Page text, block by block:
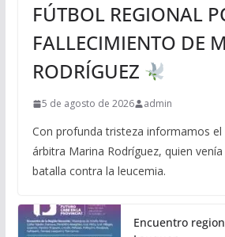
FÚTBOL REGIONAL
FALLECIMIENTO DE
RODRÍGUEZ
5 de agosto de 2026 admin
Con profunda tristeza informamos
árbitra Marina Rodríguez, quien
batalla contra la leucemia.
Encuentro